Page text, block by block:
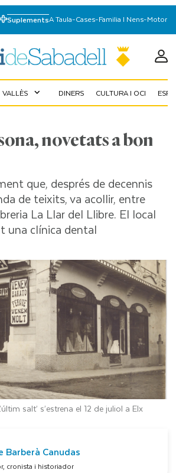
SuplementsA Taula-Cases-Familia I Nens-Motor
VALLÈS expand_more DINERS CULTURA I OCI
novetats a bon
que, després de decennis
de teixits, va acollir, entre
La Llar del Llibre. El local
una clínica dental
salt’ s’estrena el 12 de juliol a Elx
Barberà Canudas
cronista i historiador